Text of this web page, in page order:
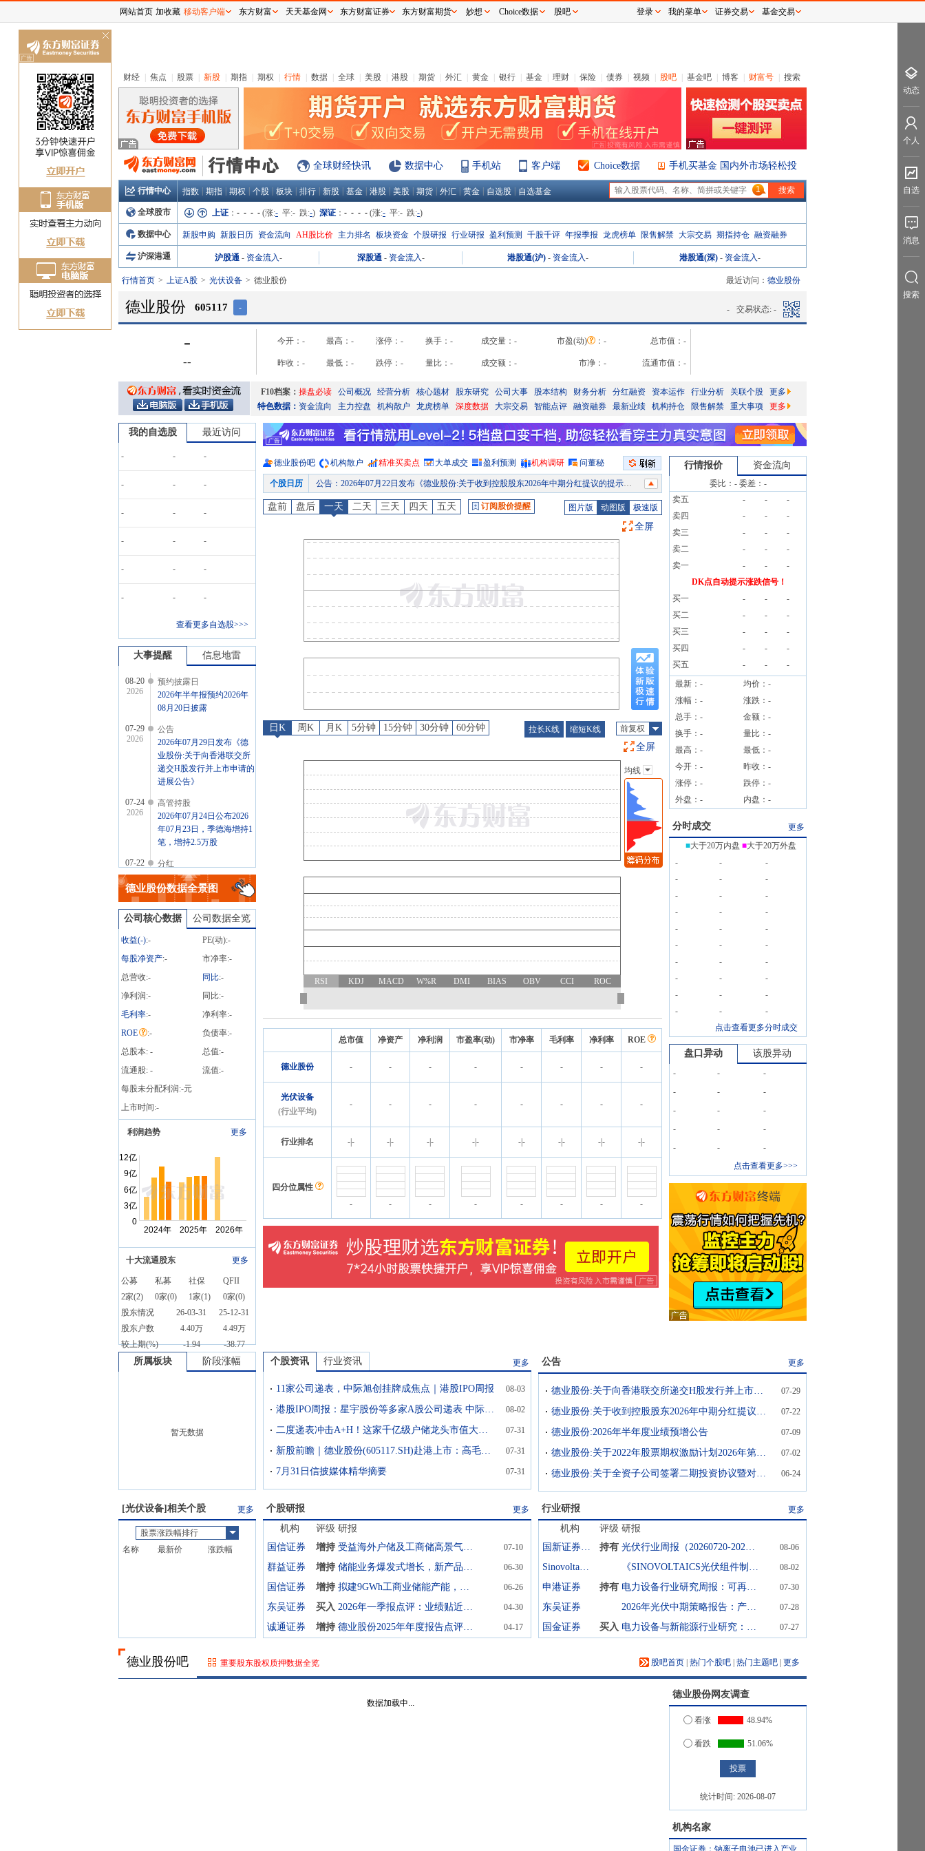
财经 焦点 股票 新股 期指 期权 行情 数据 全球 美股 港股 期货 外汇 黄金 银行 基金 理财 保险 债券 视频 股吧 基金吧 博客 财富号 搜索
全球财经快讯 数据中心 手机站 客户端 Choice数据 手机买基金 国内外市场轻松投
行情中心 指数 期指 期权 个股 板块 排行 新股 基金 港股 美股 期货 外汇 黄金 自选股 自选基金 1
全球股市 上证 ： - - - - (涨:- 平:- 跌:-) 深证 ： - - - - (涨:- 平:- 跌:-)
数据中心 新股申购 新股日历 资金流向 AH股比价 主力排名 板块资金 个股研报 行业研报 盈利预测 千股千评 年报季报 龙虎榜单 限售解禁 大宗交易 期指持仓 融资融券
沪深港通 沪股通 - 资金流入- 深股通 - 资金流入- 港股通(沪) - 资金流入- 港股通(深) - 资金流入-
行情首页 上证A股 光伏设备 德业股份 最近访问： 德业股份
德业股份 605117 - - 交易状态: -
-
--
今开： - 最高： - 涨停： - 换手： - 成交量： - 市盈(动) ： - 总市值： -
昨收： - 最低： - 跌停： - 量比： - 成交额： - 市净： - 流通市值： -
F10档案： 操盘必读 公司概况 经营分析 核心题材 股东研究 公司大事 股本结构 财务分析 分红融资 资本运作 行业分析 关联个股
更多
特色数据： 资金流向 主力控盘 机构散户 龙虎榜单 深度数据 大宗交易 智能点评 融资融券 最新业绩 机构持仓 限售解禁 重大事项 更多
我的自选股 最近访问
- - -
- - -
- - -
- - -
- - -
- - -
查看更多自选股>>>
大事提醒 信息地雷
08-20
2026
预约披露日
2026年半年报预约2026年
08月20日披露
07-29
2026
公告
2026年07月29日发布《德
业股份:关于向香港联交所
递交H股发行并上市申请的
进展公告》
07-24
2026
高管持股
2026年07月24日公布2026
年07月23日，季德海增持1
笔，增持2.5万股
07-22
2026
分红
2026年07月22日公布2026
年年报分红，分配方案：
10派16.00元(含税)[预披露]
德业股份数据全景图
公司核心数据 公司数据全览
收益(-):- PE(动):-
每股净资产:- 市净率:-
总营收:- 同比:-
净利润:- 同比:-
毛利率:- 净利率:-
ROE
:- 负债率:-
总股本: - 总值:-
流通股: - 流值:-
每股未分配利润:-元
上市时间:-
利润趋势 更多
十大流通股东 更多
公募 私募 社保
QFII
2家(2) 0家(0) 1家(1) 0家(0)
股东情况
26-03-31
25-12-31
股东户数
4.40万
4.49万
较上期(%)
-1.94 -38.77
德业股份吧 机构散户 精准买卖点 大单成交 盈利预测 机构调研 问董秘
个股日历 公告 ： 2026年07月09日发布《德业股份:2026年半年度业绩预增公告》
业绩预告：2026年07月09日预告，2026年中报净利润266800万元-272800万元，变动75.28%～79.22%
：
2026年07月02日发布《德业股份:关于2022年股票期权激励计划2026年第二季度自主行权结果暨股份变动的公告》
研报：2026年06月30日发布《储能业务爆发式增长，新产品积极推进，建议“买进”》研报
预约披露日：2026年半年报预约2026年08月20日披露
公告：2026年07月29日发布《德业股份:关于向香港联交所递交H股发行并上市申请的进展公告》
高管持股 ：2026年07月24日公布2026年07月23日，季德海增持1笔，增持2.5万股
公告：2026年07月22日发布《德业股份:关于收到控股股东2026年中期分红提议的提示性公告》
盘前 盘后 一天 二天 三天 四天 五天 订阅股价提醒 图片版 动图版 极速版
全屏
日K 周K 月K 5分钟 15分钟 30分钟 60分钟 拉长K线 缩短K线 前复权
全屏
主图指标
均线
EXPMA
SAR
BBI
RSI KDJ MACD W%R DMI BIAS OBV CCI ROC
均线
总市值 净资产 净利润 市盈率(动) 市净率 毛利率 净利率 ROE
德业股份 - - - - - - - -
光伏设备
(行业平均)
- - - - - - - -
行业排名 -- -- -|- -- -|- -|- -|- --
四分位属性
-
- - - - - - -
行情报价 资金流向
委比： -委差： -
卖五
- -
-
卖四
- -
-
卖三
- -
-
卖二
- -
-
卖一
- -
-
DK点自动提示涨跌信号！
买一
- -
-
买二
- -
-
买三
- -
-
买四
- -
-
买五
- -
-
最新： - 均价： -
涨幅： - 涨跌： -
总手： - 金额： -
换手： - 量比： -
最高： - 最低： -
今开： - 昨收： -
涨停： - 跌停： -
外盘： - 内盘： -
分时成交
更多
■大于20万内盘 ■大于20万外盘
-
-
-
-
-
-
-
-
-
-
-
-
-
-
-
-
-
-
-
-
-
-
-
-
-
-
-
-
-
-
点击查看更多分时成交
盘口异动 该股异动
- -
-
-
-
-
-
-
-
-
-
-
-
-
-
点击查看更多>>>
所属板块 阶段涨幅
暂无数据
个股资讯 行业资讯 更多
11家公司递表，中际旭创挂牌成焦点｜港股IPO周报 08-03
港股IPO周报：星宇股份等多家A股公司递表 中际旭创完成“A+H”上市 08-02
二度递表冲击A+H！这家千亿级户储龙头市值大起大落 07-31
新股前瞻｜德业股份(605117.SH)赴港上市：高毛利与高增长的“双面”解读 07-31
7月31日信披媒体精华摘要 07-31
公告 更多
德业股份:关于向香港联交所递交H股发行并上市申请的进展公告 07-29
德业股份:关于收到控股股东2026年中期分红提议的提示性公告 07-22
德业股份:2026年半年度业绩预增公告 07-09
德业股份:关于2022年股票期权激励计划2026年第二季度自主行权结果暨股份变动的公告 07-02
德业股份:关于全资子公司签署二期投资协议暨对外投资进展公告 06-24
[光伏设备]相关个股 更多
股票涨跌幅排行
名称
最新价 涨跌幅
个股研报 更多
机构 评级 研报
国信证券
增持 受益海外户储及工商储高景气，上半年业绩同比增长超7成 07-10
群益证券 增持 储能业务爆发式增长，新产品积极推进，建议“买进” 06-30
国信证券 增持 拟建9GWh工商业储能产能，受益全球储能高景气度 06-26
东吴证券 买入 2026年一季报点评：业绩贴近预告上限，毛利率同环比大增 04-30
诚通证券 增持 德业股份2025年年度报告点评报告：储能业务保持高速增长，2026年业绩有望延续高景气 04-17
行业研报 更多
机构 评级 研报
国新证券股份
持有 光伏行业周报（20260720-20260724） 08-06
Sinovoltaics Group Limited 《SINOVOLTAICS光伏组件制造商排名报告》2026年第三版 08-02
申港证券 持有 电力设备行业研究周报：可再生能源“十五五”规划开启高质量发展新范式 07-30
东吴证券 2026年光伏中期策略报告：产业持续磨底，供给侧静待优化 07-28
国金证券 买入 电力设备与新能源行业研究：宁王振臂、政策助力，新能源吹响反攻号角 07-27
德业股份吧 重要股东股权质押数据全览 股吧首页 热门个股吧 热门主题吧 更多
德业股份网友调查
看涨 48.94%
看跌 51.06%
统计时间: 2026-08-07
机构名家
国金证券：钠离子电池已进入产业
网站首页 加收藏 移动客户端 东方财富 天天基金网 东方财富证券 东方财富期货 妙想 Choice数据 股吧 登录 我的菜单 证券交易 基金交易
动态
个人
自选
消息
搜索